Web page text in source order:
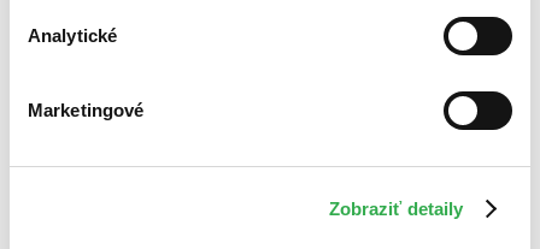
Analytické
Marketingové
Zobraziť detaily
Bestsellery
Najdrahšie